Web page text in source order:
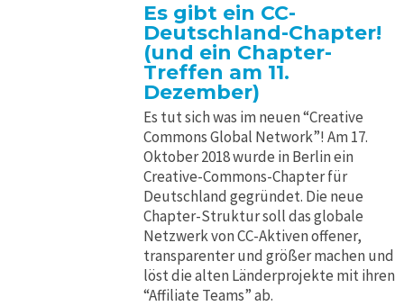
Kontakt
Kontakt
Es gibt ein CC-
Deutschland-Chapter!
(und ein Chapter-
Treffen am 11.
Dezember)
Es tut sich was im neuen “Creative
Commons Global Network”! Am 17.
Oktober 2018 wurde in Berlin ein
Creative-Commons-Chapter für
Deutschland gegründet. Die neue
Chapter-Struktur soll das globale
Netzwerk von CC-Aktiven offener,
transparenter und größer machen und
löst die alten Länderprojekte mit ihren
“Affiliate Teams” ab.